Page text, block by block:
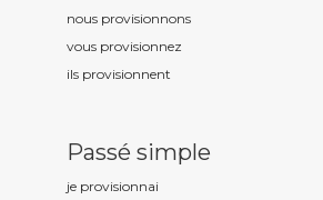
nous provisionnons
vous provisionnez
ils provisionnent
Passé simple
je provisionnai